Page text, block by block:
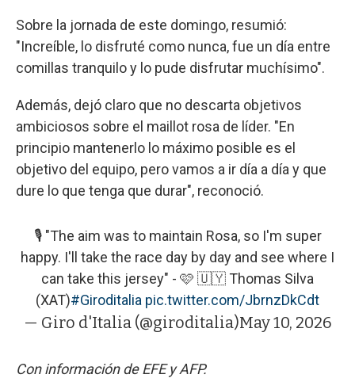
Sobre la jornada de este domingo, resumió:
"Increíble, lo disfruté como nunca, fue un día entre
comillas tranquilo y lo pude disfrutar muchísimo".
Además, dejó claro que no descarta objetivos
ambiciosos sobre el maillot rosa de líder. "En
principio mantenerlo lo máximo posible es el
objetivo del equipo, pero vamos a ir día a día y que
dure lo que tenga que durar", reconoció.
🎙️ "The aim was to maintain Rosa, so I'm super
happy. I'll take the race day by day and see where I
can take this jersey" - 🩷 🇺🇾 Thomas Silva
(XAT)#Giroditalia pic.twitter.com/JbrnzDkCdt
— Giro d'Italia (@giroditalia)May 10, 2026
Con información de EFE y AFP.